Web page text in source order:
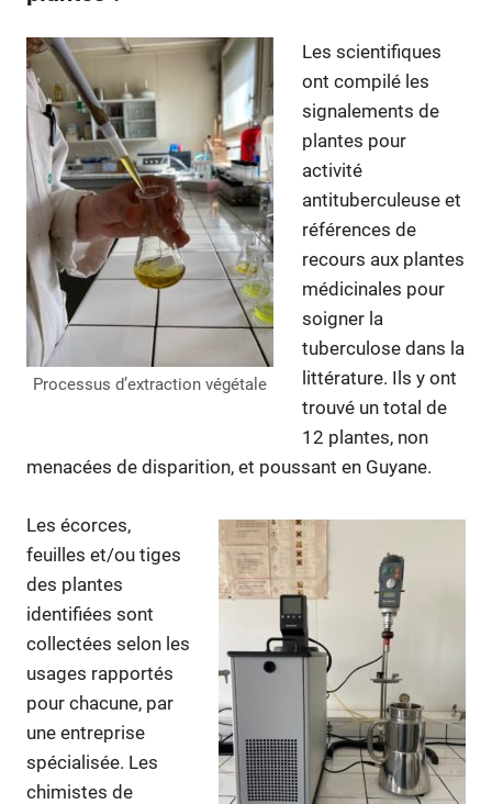
Processus d’extraction végétale
Les scientifiques
ont compilé les
signalements de
plantes pour
activité
antituberculeuse et
références de
recours aux plantes
médicinales pour
soigner la
tuberculose dans la
littérature. Ils y ont
trouvé un total de
12 plantes, non
menacées de disparition, et poussant en Guyane.
Les écorces,
feuilles et/ou tiges
des plantes
identifiées sont
collectées selon les
usages rapportés
pour chacune, par
une entreprise
spécialisée. Les
chimistes de